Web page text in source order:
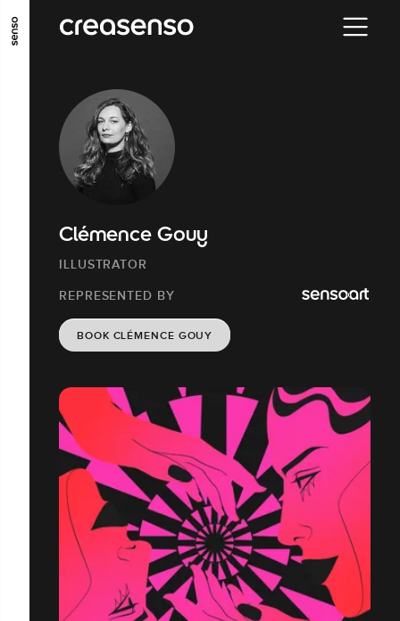
GO TO MAIN CONTENT GO TO MAIN MENU
Clémence Gouy
ILLUSTRATOR
REPRESENTED BY
BOOK CLÉMENCE GOUY